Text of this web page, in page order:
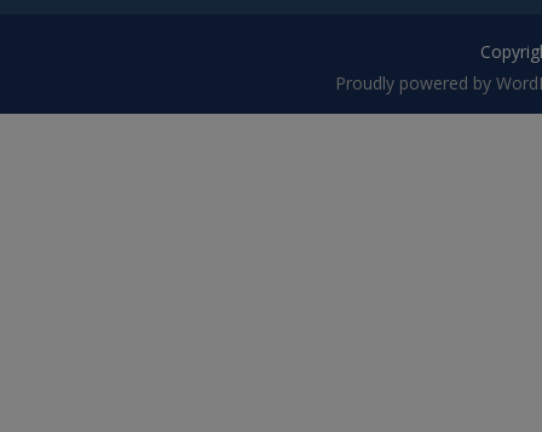
Proudly powered by